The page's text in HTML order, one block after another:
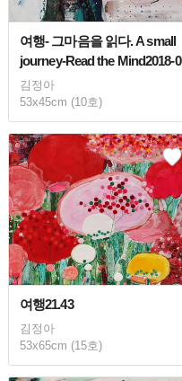
여행- 그마음을 읽다. A small
journey-Read the Mind2018-0
김정아
53x45cm (10호)
여행21.43
김정아
53x65cm (15호)